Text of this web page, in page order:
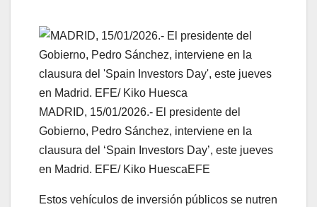
MADRID, 15/01/2026.- El presidente del
Gobierno, Pedro Sánchez, interviene en la
clausura del ‘Spain Investors Day’, este jueves
en Madrid. EFE/ Kiko HuescaEFE
Estos vehículos de inversión públicos se nutren